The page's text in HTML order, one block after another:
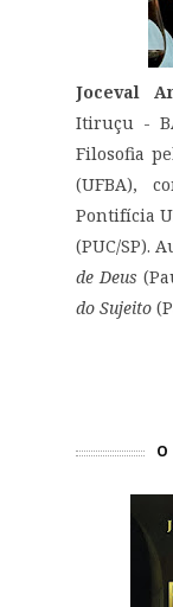
Joceval
Itiruçu -
Filosofia
(UFBA),
Pontifícia
(PUC/SP).
de Deus
do Sujeito